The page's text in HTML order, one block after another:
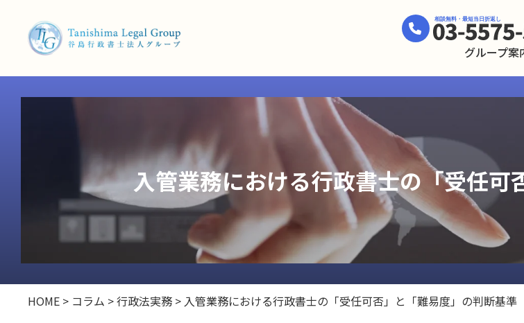
グループ案
入管業務における行政書士の「受任可
HOME > コラム >行政法実務 > 入管業務における行政書士の「受任可否」と「難易度」の判断基準